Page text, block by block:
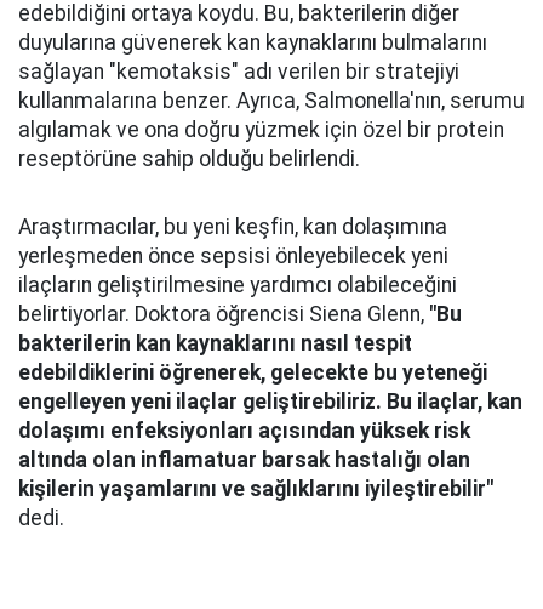
edebildiğini ortaya koydu. Bu, bakterilerin diğer
duyularına güvenerek kan kaynaklarını bulmalarını
sağlayan "kemotaksis" adı verilen bir stratejiyi
kullanmalarına benzer. Ayrıca, Salmonella'nın, serumu
algılamak ve ona doğru yüzmek için özel bir protein
reseptörüne sahip olduğu belirlendi.
Araştırmacılar, bu yeni keşfin, kan dolaşımına
yerleşmeden önce sepsisi önleyebilecek yeni
ilaçların geliştirilmesine yardımcı olabileceğini
belirtiyorlar. Doktora öğrencisi Siena Glenn, "Bu
bakterilerin kan kaynaklarını nasıl tespit
edebildiklerini öğrenerek, gelecekte bu yeteneği
engelleyen yeni ilaçlar geliştirebiliriz. Bu ilaçlar, kan
dolaşımı enfeksiyonları açısından yüksek risk
altında olan inflamatuar barsak hastalığı olan
kişilerin yaşamlarını ve sağlıklarını iyileştirebilir"
dedi.